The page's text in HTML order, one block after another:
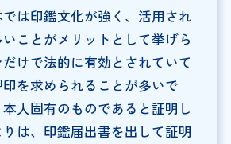
は印鑑文化が強く、活用され
ことがメリットとして挙げら
けで法的に有効とされていて
を求められることが多いで
人固有のものであると証明し
は、印鑑届出書を出して証明